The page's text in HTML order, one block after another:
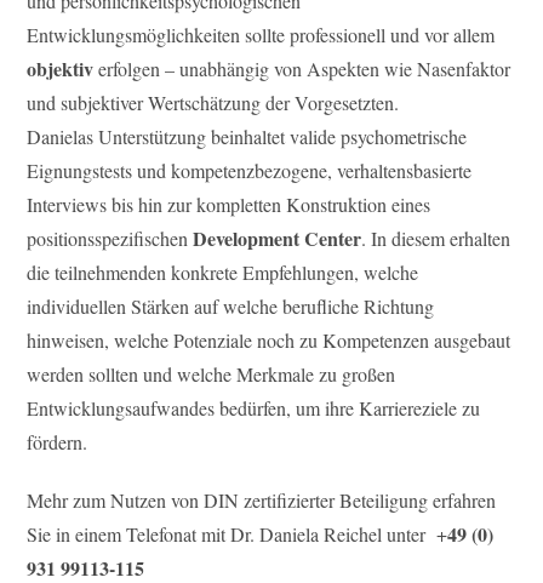
Entwicklungsmöglichkeiten sollte professionell und vor allem
objektiverfolgen – unabhängig von Aspekten wie Nasenfaktor
und subjektiver Wertschätzung der Vorgesetzten.
Danielas Unterstützung beinhaltet valide psychometrische
Eignungstests und kompetenzbezogene, verhaltensbasierte
Interviews bis hin zur kompletten Konstruktion eines
positionsspezifischenDevelopment Center. In diesem erhalten
die teilnehmenden konkrete Empfehlungen, welche
individuellen Stärken auf welche berufliche Richtung
hinweisen, welche Potenziale noch zu Kompetenzen ausgebaut
werden sollten und welche Merkmale zu großen
Entwicklungsaufwandes bedürfen, um ihre Karriereziele zu
fördern.
Mehr zum Nutzen von DIN zertifizierter Beteiligung erfahren
Sie in einem Telefonat mit Dr. Daniela Reichel unter +49 (0)
931 99113-115